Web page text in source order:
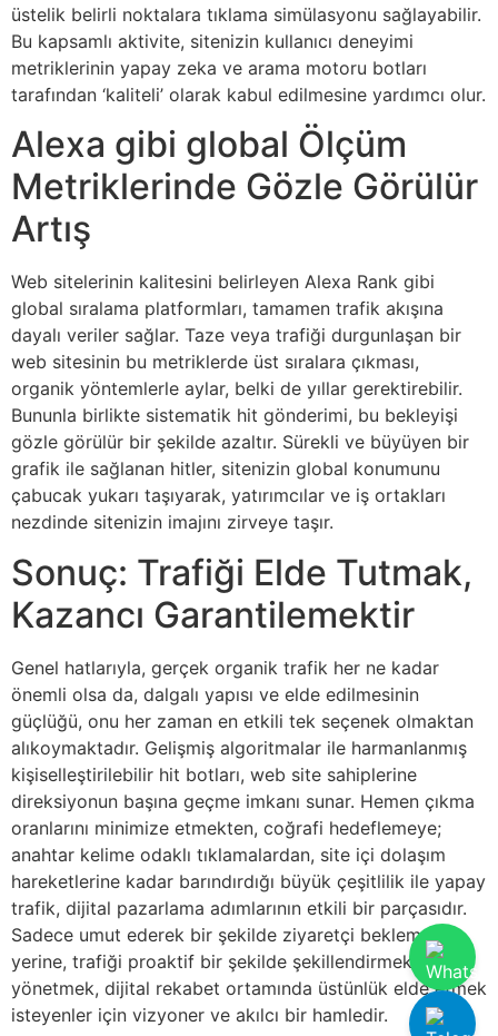
üstelik belirli noktalara tıklama simülasyonu sağlayabilir.
Bu kapsamlı aktivite, sitenizin kullanıcı deneyimi
metriklerinin yapay zeka ve arama motoru botları
tarafından ‘kaliteli’ olarak kabul edilmesine yardımcı olur.
Alexa gibi global Ölçüm
Metriklerinde Gözle Görülür
Artış
Web sitelerinin kalitesini belirleyen Alexa Rank gibi
global sıralama platformları, tamamen trafik akışına
dayalı veriler sağlar. Taze veya trafiği durgunlaşan bir
web sitesinin bu metriklerde üst sıralara çıkması,
organik yöntemlerle aylar, belki de yıllar gerektirebilir.
Bununla birlikte sistematik hit gönderimi, bu bekleyişi
gözle görülür bir şekilde azaltır. Sürekli ve büyüyen bir
grafik ile sağlanan hitler, sitenizin global konumunu
çabucak yukarı taşıyarak, yatırımcılar ve iş ortakları
nezdinde sitenizin imajını zirveye taşır.
Sonuç: Trafiği Elde Tutmak,
Kazancı Garantilemektir
Genel hatlarıyla, gerçek organik trafik her ne kadar
önemli olsa da, dalgalı yapısı ve elde edilmesinin
güçlüğü, onu her zaman en etkili tek seçenek olmaktan
alıkoymaktadır. Gelişmiş algoritmalar ile harmanlanmış
kişiselleştirilebilir hit botları, web site sahiplerine
direksiyonun başına geçme imkanı sunar. Hemen çıkma
oranlarını minimize etmekten, coğrafi hedeflemeye;
anahtar kelime odaklı tıklamalardan, site içi dolaşım
hareketlerine kadar barındırdığı büyük çeşitlilik ile yapay
trafik, dijital pazarlama adımlarının etkili bir parçasıdır.
Sadece umut ederek bir şekilde ziyaretçi beklemek
yerine, trafiği proaktif bir şekilde şekillendirmek ve
yönetmek, dijital rekabet ortamında üstünlük elde etmek
isteyenler için vizyoner ve akılcı bir hamledir.